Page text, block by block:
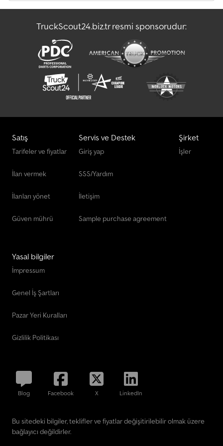
Çalışma Aşamaları Diğer
Ön Yükleyici
TruckScout24.biz.tr resmi sponsorudur:
Satış
Tarifeler ve fiyatlar
İlan vermek
İlanları yönet
Güven mührü
Servis ve Destek
Giriş yap
SSS/Yardım
İletişim
Sample purchase agreement
Şirket
İşler
Yasal bilgiler
İmpressum
Genel İş Şartları
Pazar Yeri Kuralları
Gizlilik Politikası
Blog Facebook X LinkedIn
Bu sitedeki bilgiler, teklifler ve fiyatlar değişitirilebilir olmak üzere
bağlayıcı değildirler.